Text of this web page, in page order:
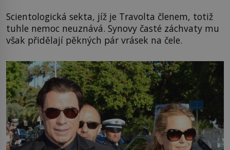
Scientologická sekta, jíž je Travolta členem, totiž
tuhle nemoc neuznává. Synovy časté záchvaty mu
však přidělají pěkných pár vrásek na čele.